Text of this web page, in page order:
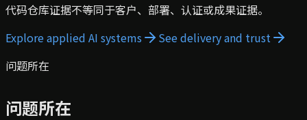
代码仓库证据不等同于客户、部署、认证或成果证据。
Explore applied AI systems
See delivery and trust
问题所在
问题所在